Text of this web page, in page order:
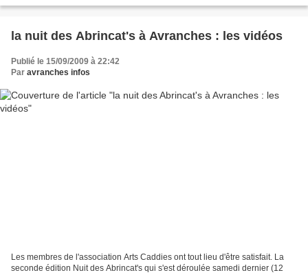
la nuit des Abrincat's à Avranches : les vidéos
Publié le 15/09/2009 à 22:42
Par avranches infos
Les membres de l'association Arts Caddies ont tout lieu d'être satisfait. La
seconde édition Nuit des Abrincat's qui s'est déroulée samedi dernier (12